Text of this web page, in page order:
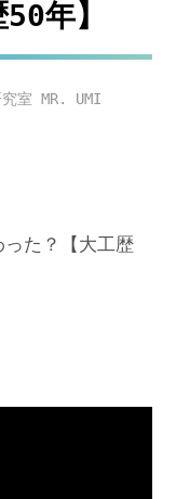
年】
究室 MR. UMI
った？【大工歴